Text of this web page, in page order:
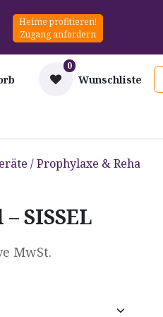
Heime profitieren!
Zugang anfordern
0
Wunschliste
/ Prophylaxe & Reha
SISSEL
MwSt.